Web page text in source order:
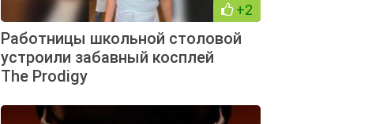
+2
Работницы школьной столовой
устроили забавный косплей
The Prodigy